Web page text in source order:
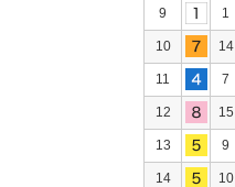
9 1
10 14
11 7
12 15
13 9
14 10